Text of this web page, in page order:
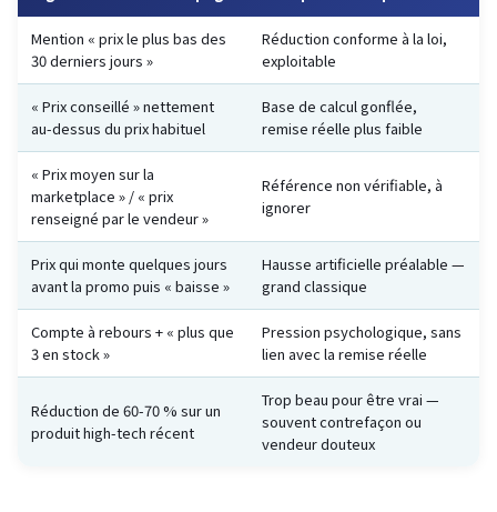
Mention « prix le plus bas des
30 derniers jours »
Réduction conforme à la loi,
exploitable
« Prix conseillé » nettement
au-dessus du prix habituel
Base de calcul gonflée,
remise réelle plus faible
« Prix moyen sur la
marketplace » / « prix
renseigné par le vendeur »
Référence non vérifiable, à
ignorer
Prix qui monte quelques jours
avant la promo puis « baisse »
Hausse artificielle préalable —
grand classique
Compte à rebours + « plus que
3 en stock »
Pression psychologique, sans
lien avec la remise réelle
Réduction de 60-70 % sur un
produit high-tech récent
Trop beau pour être vrai —
souvent contrefaçon ou
vendeur douteux